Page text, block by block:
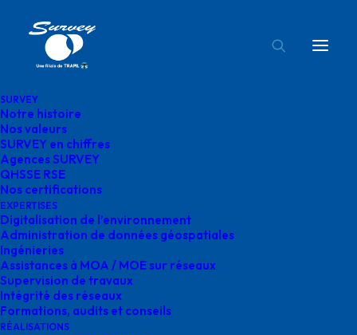
SURVEY
Notre histoire
Nos valeurs
SURVEY en chiffres
Agences SURVEY
QHSSE RSE
Nos certifications
EXPERTISES
Digitalisation de l’environnement
Administration de données géospatiales
Ingénieries
Assistances à MOA / MOE sur réseaux
Supervision de travaux
Intégrité des réseaux
Formations, audits et conseils
RÉALISATIONS
détection réseaux
survey france